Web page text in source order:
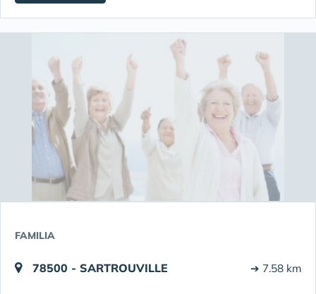
FAMILIA
78500 - SARTROUVILLE ➔ 7.58 km